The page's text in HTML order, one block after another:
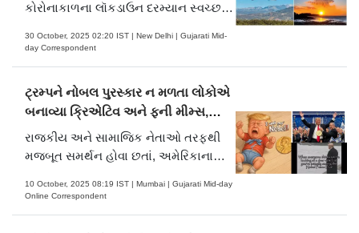
કોરોનાકાળના લૉકડાઉન દરમ્યાન સ્વચ્છ
તસવીરો ખેંચવાની મજા આવવા લાગી હતી.
30 October, 2025 02:20 IST | New Delhi | Gujarati Mid-
day Correspondent
ટ્રમ્પને નોબલ પુરસ્કાર ન મળતા લોકોએ
બનાવ્યા ક્રિએટિવ અને ફની મીમ્સ,
જુઓ તસવીરો
રાજકીય અને સામાજિક નેતાઓ તરફથી
મજબૂત સમર્થન હોવા છતાં, અમેરિકાના
પુરસ્કાર 2025 જીતવાથી ચૂકી ગયા.
10 October, 2025 08:19 IST | Mumbai | Gujarati Mid-day
Online Correspondent